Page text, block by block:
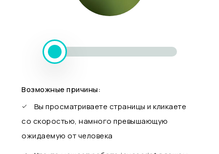
Возможные причины:
Вы просматриваете страницы и кликаете
со скоростью, намного превышающую
ожидаемую от человека